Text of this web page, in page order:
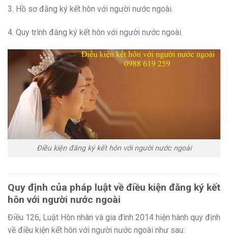
3. Hồ sơ đăng ký kết hôn với người nước ngoài.
4. Quy trình đăng ký kết hôn với người nước ngoài.
Điều kiện đăng ký kết hôn với người nước ngoài
Quy định của pháp luật về điều kiện đăng ký kết
hôn với người nước ngoài
Điều 126, Luật Hôn nhân và gia đình 2014 hiện hành quy định
về điều kiện kết hôn với người nước ngoài như sau: